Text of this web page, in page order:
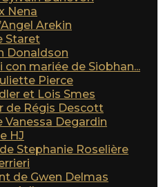
Nena
Arekin
Staret
Donaldson
mariée de Siobhan...
Pierce
et Lois Smes
de Régis Descott
Degardin
HJ
Stephanie Roselière
de Gwen Delmas